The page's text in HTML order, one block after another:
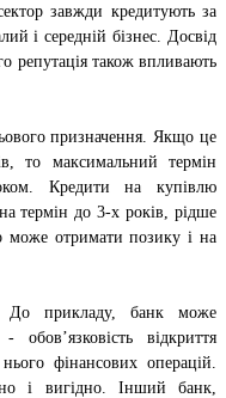
завжди кредитують за
і середній бізнес. Досвід
репутація також впливають
призначення. Якщо це
то максимальний термін
Кредити на купівлю
термін до 3-х років, рідше
може отримати позику і на
прикладу, банк може
відкриття
фінансових операцій.
і вигідно. Інший банк,